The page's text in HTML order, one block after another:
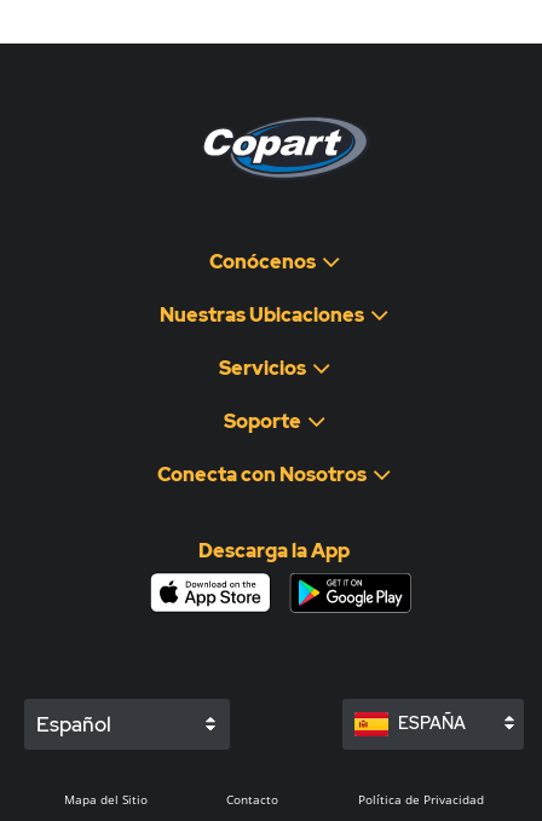
Conócenos
Nuestras Ubicaciones
Servicios
Soporte
Conecta con Nosotros
Descarga la App
Español ESPAÑA
Mapa del Sitio Contacto Política de Privacidad